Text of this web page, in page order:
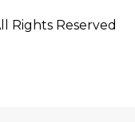
Rights Reserved